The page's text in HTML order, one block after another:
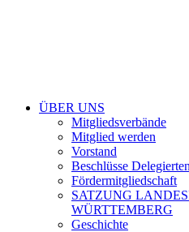
ÜBER UNS
Mitgliedsverbände
Mitglied werden
Vorstand
Beschlüsse
Fördermitgliedschaft
SATZUNG
WÜRTTEMBERG
Geschichte